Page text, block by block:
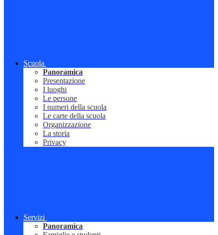
Scuola
Panoramica
Presentazione
I luoghi
Le persone
I numeri della scuola
Le carte della scuola
Organizzazione
La storia
Privacy
Servizi
Panoramica